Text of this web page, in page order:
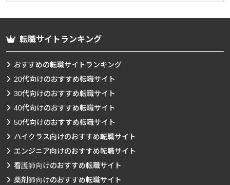
転職サイトランキング
おすすめの転職サイトランキング
20代向けのおすすめ転職サイト
30代向けのおすすめ転職サイト
40代向けのおすすめ転職サイト
50代向けのおすすめ転職サイト
ハイクラス向けのおすすめ転職サイト
エンジニア向けのおすすめ転職サイト
看護師向けのおすすめ転職サイト
薬剤師向けのおすすめ転職サイト